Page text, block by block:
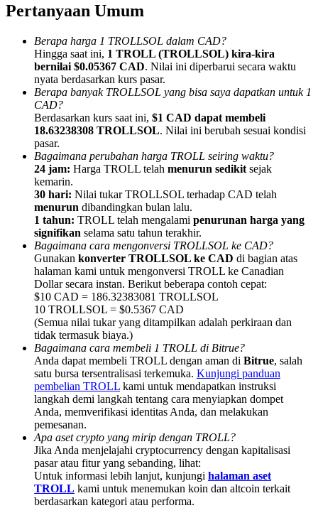
Referensi
Undang teman untuk mendapatkan imbalan tunai
Deposit CASHCAT & Win
Deposit CASHCAT & Win
Share 500000 CASHCAT prize pool
Exclusive for BitMart Users
Register & Trade to Win 500,000 USDT
Precious Metals Trading Carnival
Pertanyaan Umum
Berapa harga 1 TROLLSOL dalam CAD?
Hingga saat ini, 1 TROLL (TROLLSOL) kira-kira
bernilai $0.05367 CAD. Nilai ini diperbarui secara waktu
nyata berdasarkan kurs pasar.
Berapa banyak TROLLSOL yang bisa saya dapatkan untuk 1
CAD?
Berdasarkan kurs saat ini, $1 CAD dapat membeli
18.63238308 TROLLSOL. Nilai ini berubah sesuai kondisi
pasar.
Bagaimana perubahan harga TROLL seiring waktu?
24 jam: Harga TROLL telah menurun sedikit sejak
kemarin.
30 hari: Nilai tukar TROLLSOL terhadap CAD telah
menurun dibandingkan bulan lalu.
1 tahun: TROLL telah mengalami penurunan harga yang
signifikan selama satu tahun terakhir.
Bagaimana cara mengonversi TROLLSOL ke CAD?
Gunakan konverter TROLLSOL ke CAD di bagian atas
halaman kami untuk mengonversi TROLL ke Canadian
Dollar secara instan. Berikut beberapa contoh cepat:
$10 CAD = 186.32383081 TROLLSOL
10 TROLLSOL = $0.5367 CAD
(Semua nilai tukar yang ditampilkan adalah perkiraan dan
tidak termasuk biaya.)
Bagaimana cara membeli 1 TROLL di Bitrue?
Anda dapat membeli TROLL dengan aman di Bitrue, salah
satu bursa tersentralisasi terkemuka. Kunjungi panduan
pembelian TROLL kami untuk mendapatkan instruksi
langkah demi langkah tentang cara menyiapkan dompet
Anda, memverifikasi identitas Anda, dan melakukan
pemesanan.
Apa aset crypto yang mirip dengan TROLL?
Jika Anda menjelajahi cryptocurrency dengan kapitalisasi
pasar atau fitur yang sebanding, lihat:
Untuk informasi lebih lanjut, kunjungi halaman aset
TROLL kami untuk menemukan koin dan altcoin terkait
berdasarkan kategori atau performa.